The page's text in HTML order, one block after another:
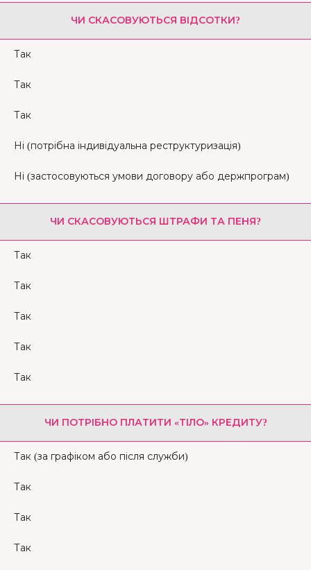
ЧИ СКАСОВУЮТЬСЯ ВІДСОТКИ?
Так
Так
Так
Ні (потрібна індивідуальна реструктуризація)
Ні (застосовуються умови договору або держпрограм)
ЧИ СКАСОВУЮТЬСЯ ШТРАФИ ТА ПЕНЯ?
Так
Так
Так
Так
Так
ЧИ ПОТРІБНО ПЛАТИТИ «ТІЛО» КРЕДИТУ?
Так (за графіком або після служби)
Так
Так
Так